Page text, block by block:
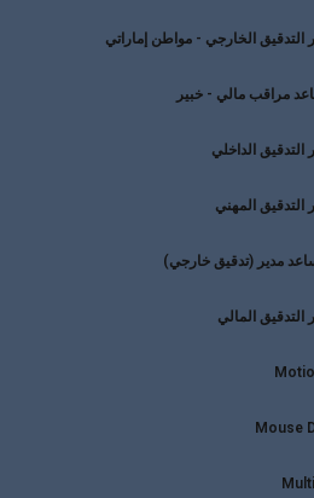
الخارجي - مواطن إماراتي
مراقب مالي - خبير
الداخلي
المهني
مدير (تدقيق خارجي)
المالي
Mouse